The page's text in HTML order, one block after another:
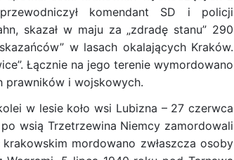
komendant SD i policji
skazał w maju za „zdradę stanu” 290
w lasach okalających Kraków.
Łącznie na jego terenie wymordowano
prawników i wojskowych.
w lesie koło wsi Lubizna – 27 czerwca
wsią Trzetrzewina Niemcy zamordowali
mordowano zwłaszcza osoby